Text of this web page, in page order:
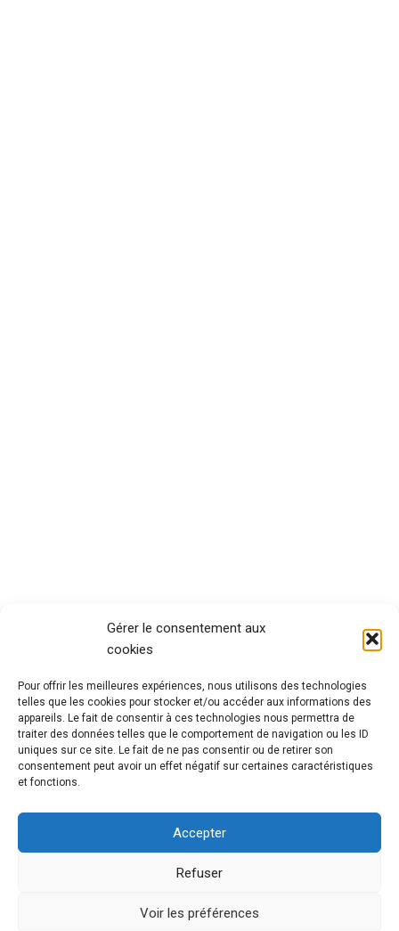
Gérer le consentement aux
cookies
Pour offrir les meilleures expériences, nous utilisons des technologies
telles que les cookies pour stocker et/ou accéder aux informations des
appareils. Le fait de consentir à ces technologies nous permettra de
traiter des données telles que le comportement de navigation ou les ID
uniques sur ce site. Le fait de ne pas consentir ou de retirer son
consentement peut avoir un effet négatif sur certaines caractéristiques
et fonctions.
Accepter
Refuser
Voir les préférences